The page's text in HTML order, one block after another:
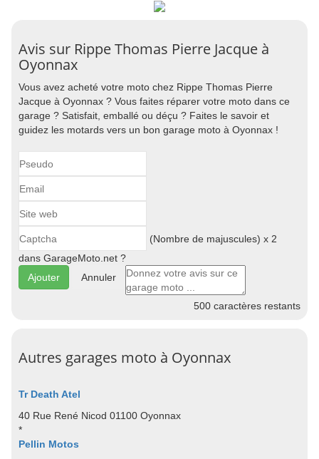
Avis sur Rippe Thomas Pierre Jacque à
Oyonnax
Vous avez acheté votre moto chez Rippe Thomas Pierre
Jacque à Oyonnax ? Vous faites réparer votre moto dans ce
garage ? Satisfait, emballé ou déçu ? Faites le savoir et
guidez les motards vers un bon garage moto à Oyonnax !
(Nombre de majuscules) x 2
dans GarageMoto.net ?
Annuler
500 caractères restants
Autres garages moto à Oyonnax
Tr Death Atel
40 Rue René Nicod 01100 Oyonnax
*
Pellin Motos